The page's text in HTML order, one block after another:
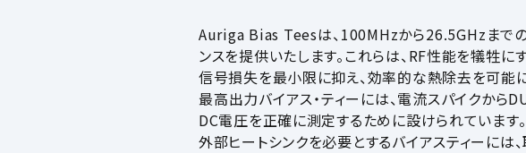
Auriga Bias Teesは、100MHzから26.5GHzまで
ンスを提供いたします。これらは、RF性能を犠牲に
信号損失を最小限に抑え、効率的な熱除去を可能
最高出力バイアス・ティーには、電流スパイクから
DC電圧を正確に測定するために設けられています。
外部ヒートシンクを必要とするバイアスティーには